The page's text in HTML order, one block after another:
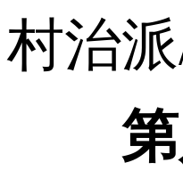
村治